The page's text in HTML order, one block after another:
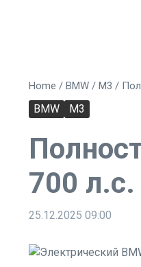
Home / BMW / M3 /
BMW M3
700
25.12.2025 09:00